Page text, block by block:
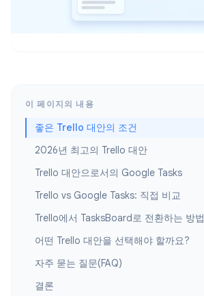
이 페이지의 내용
좋은 Trello 대안의 조건
2026년 최고의 Trello 대안
Trello 대안으로서의 Google Tasks
Trello vs Google Tasks: 직접 비교
Trello에서 TasksBoard로 전환하는 방법
어떤 Trello 대안을 선택해야 할까요?
자주 묻는 질문(FAQ)
결론